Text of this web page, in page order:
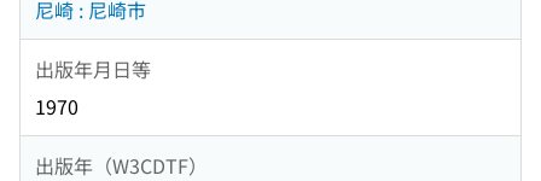
尼崎 : 尼崎市
出版年月日等
1970
出版年（W3CDTF）